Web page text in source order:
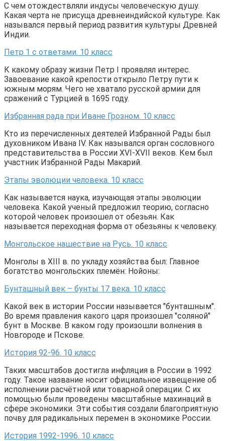
С чем отождествляли индусы человеческую душу.
Какая черта не присуща древнеиндийской культуре. Как
назывался первый период развития культуры Древней
Индии.
Петр 1 с ответами. 10 класс
К какому образу жизни Петр I проявлял интерес.
Завоевание какой крепости открыло Петру пути к
южным морям. Чего не хватало русской армии для
сражений с Турцией в 1695 году.
Избранная рада при Иване Грозном. 10 класс
Кто из перечисленных деятелей Избранной Рады был
духовником Ивана IV. Как назывался орган сословного
представительства в России XVI-XVII веков. Кем был
участник Избранной Рады Макарий.
Этапы эволюции человека. 10 класс
Как называется наука, изучающая этапы эволюции
человека. Какой ученый предложил теорию, согласно
которой человек произошел от обезьян. Как
называется переходная форма от обезьяны к человеку.
Монгольское нашествие на Русь. 10 класс
Монголы в XIII в. по укладу хозяйства был: Главное
богатство монгольских племён: Нойоны:
Бунташный век – бунты 17 века. 10 класс
Какой век в истории России называется "бунташным".
Во время правления какого царя произошел "соляной"
бунт в Москве. В каком году произошли волнения в
Новгороде и Пскове.
История 92-96. 10 класс
Таких масштабов достигла инфляция в России в 1992
году. Такое название носит официальное извещение об
исполнении расчётной или товарной операции. С их
помощью были проведены масштабные махинаций в
сфере экономики. Эти события создали благоприятную
почву для радикальных перемен в экономике России.
История 1992-1996. 10 класс